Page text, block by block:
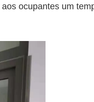
ocupantes um